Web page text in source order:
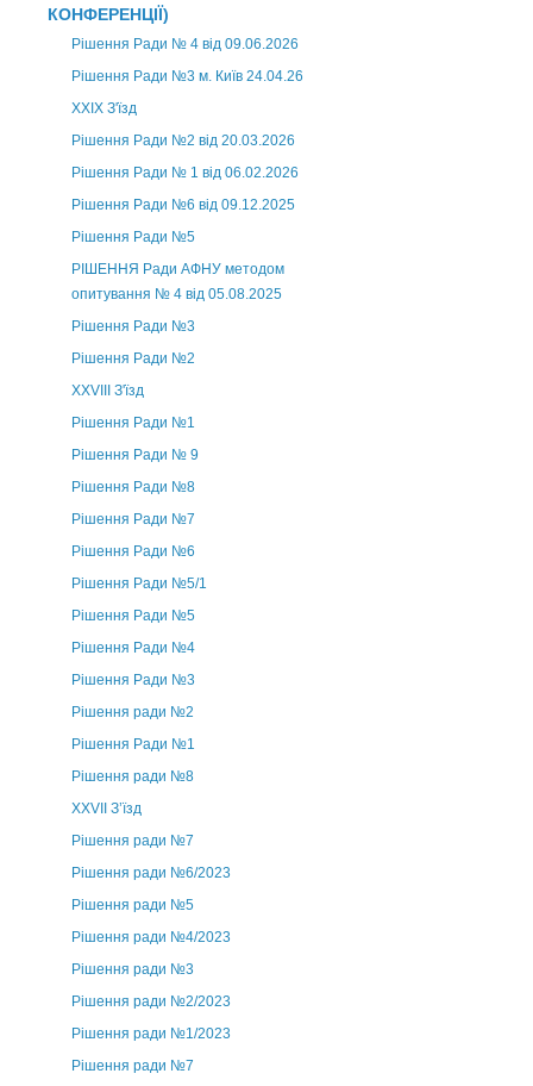
КОНФЕРЕНЦІЇ)
Рішення Ради № 4 від 09.06.2026
Рішення Ради №3 м. Київ 24.04.26
XXІХ З'їзд
Рішення Ради №2 від 20.03.2026
Рішення Ради № 1 від 06.02.2026
Рішення Ради №6 від 09.12.2025
Рішення Ради №5
РІШЕННЯ Ради АФНУ методом
опитування № 4 від 05.08.2025
Рішення Ради №3
Рішення Ради №2
XXVIII З'їзд
Рішення Ради №1
Рішення Ради № 9
Рішення Ради №8
Рішення Ради №7
Рішення Ради №6
Рішення Ради №5/1
Рішення Ради №5
Рішення Ради №4
Рішення Ради №3
Рішення ради №2
Рішення Ради №1
Рішення ради №8
ХХVII З’їзд
Рішення ради №7
Рішення ради №6/2023
Рішення ради №5
Рішення ради №4/2023
Рішення ради №3
Рішення ради №2/2023
Рішення ради №1/2023
Рішення ради №7